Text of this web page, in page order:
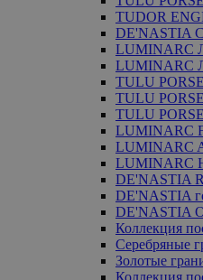
TUDOR
DE'NASTIA
LUMINARC
LUMINARC
TULU
TULU
TULU
LUMINARC
LUMINARC
LUMINARC
DE'NASTIA
DE'NASTIA
DE'NASTIA
Коллекция
Серебряные
Золотые
Коллекция